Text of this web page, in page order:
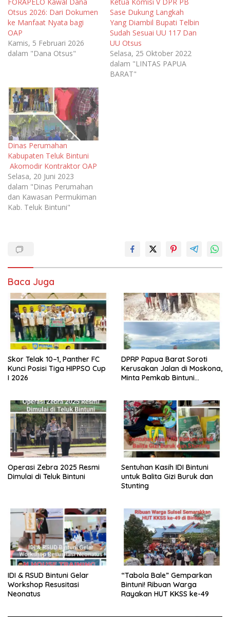
Otsus 2026: Dari Dokumen
ke Manfaat Nyata bagi
OAP
Kamis, 5 Februari 2026
dalam "Dana Otsus"
Sase Dukung Langkah
Yang Diambil Bupati Telbin
Sudah Sesuai UU 117 Dan
UU Otsus
Selasa, 25 Oktober 2022
dalam "LINTAS PAPUA
BARAT"
Dinas Perumahan
Kabupaten Teluk Bintuni
Akomodir Kontraktor OAP
Selasa, 20 Juni 2023
dalam "Dinas Perumahan
dan Kawasan Permukiman
Kab. Teluk Bintuni"
Baca Juga
Skor Telak 10–1, Panther FC
Kunci Posisi Tiga HIPPSO Cup
I 2026
DPRP Papua Barat Soroti
Kerusakan Jalan di Moskona,
Minta Pemkab Bintuni
Operasi Zebra 2025 Resmi
Dimulai di Teluk Bintuni
Sentuhan Kasih IDI Bintuni
untuk Balita Gizi Buruk dan
Stunting
IDI & RSUD Bintuni Gelar
Workshop Resusitasi
Neonatus
“Tabola Bale” Gemparkan
Bintuni! Ribuan Warga
Rayakan HUT KKSS ke-49